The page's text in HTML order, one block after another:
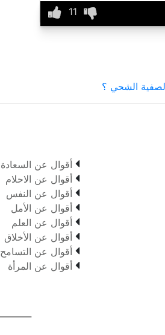
الشحي ؟
 أقوال عن السعادة
 أقوال عن الاحلام
 أقوال عن النفس
 أقوال عن الأمل
 أقوال عن العلم
 أقوال عن الأخلاق
 أقوال عن التسامح
 أقوال عن المرأة